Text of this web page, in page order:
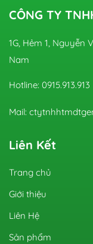
CÔNG TY
1G, Hẻm 1, Nguyễn
Nam
Hotline: 0915.913.913
Mail:
Liên Kết
Trang chủ
Giới thiệu
Liên Hệ
Sản phẩm